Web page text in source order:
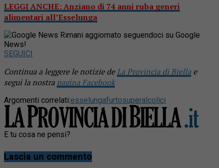
LEGGI ANCHE: Anziano di 74 anni ruba generi
alimentari all’Esselunga
Rimani aggiornato seguendoci su Google
News!
SEGUICI
Continua a leggere le notizie deLa Provincia di Biella e
segui la nostra pagina Facebook
Argomenti correlati:esselungafurtosuperalcolici
E tu cosa ne pensi?
Lascia un commento